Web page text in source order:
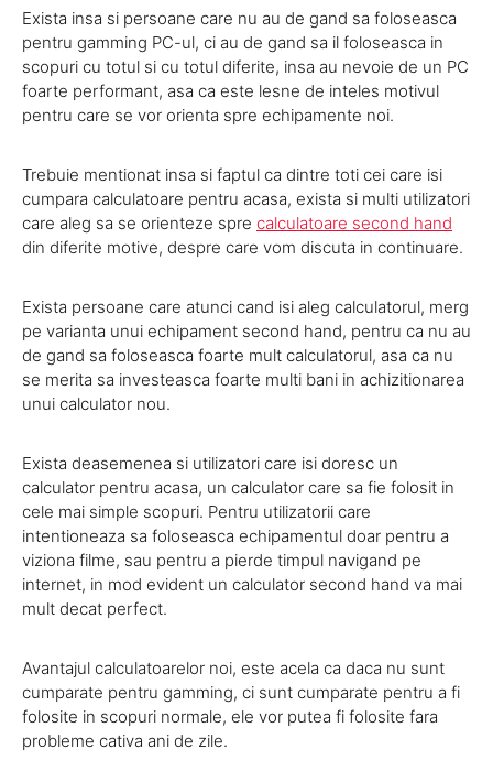
Exista insa si persoane care nu au de gand sa foloseasca
pentru gamming PC-ul, ci au de gand sa il foloseasca in
scopuri cu totul si cu totul diferite, insa au nevoie de un PC
foarte performant, asa ca este lesne de inteles motivul
pentru care se vor orienta spre echipamente noi.
Trebuie mentionat insa si faptul ca dintre toti cei care isi
cumpara calculatoare pentru acasa, exista si multi utilizatori
care aleg sa se orienteze spre calculatoare second hand
din diferite motive, despre care vom discuta in continuare.
Exista persoane care atunci cand isi aleg calculatorul, merg
pe varianta unui echipament second hand, pentru ca nu au
de gand sa foloseasca foarte mult calculatorul, asa ca nu
se merita sa investeasca foarte multi bani in achizitionarea
unui calculator nou.
Exista deasemenea si utilizatori care isi doresc un
calculator pentru acasa, un calculator care sa fie folosit in
cele mai simple scopuri. Pentru utilizatorii care
intentioneaza sa foloseasca echipamentul doar pentru a
viziona filme, sau pentru a pierde timpul navigand pe
internet, in mod evident un calculator second hand va mai
mult decat perfect.
Avantajul calculatoarelor noi, este acela ca daca nu sunt
cumparate pentru gamming, ci sunt cumparate pentru a fi
folosite in scopuri normale, ele vor putea fi folosite fara
probleme cativa ani de zile.